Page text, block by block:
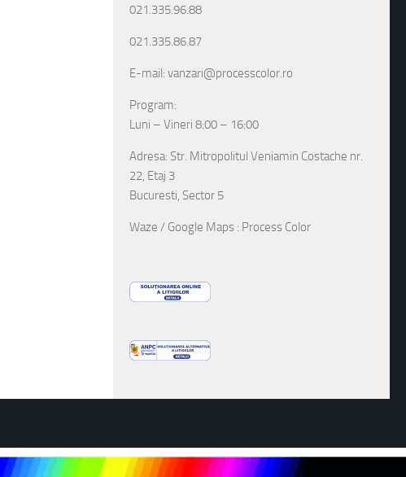
021.335.96.88
021.335.86.87
E-mail: vanzari@processcolor.ro
Program:
Luni – Vineri 8:00 – 16:00
Adresa: Str. Mitropolitul Veniamin Costache nr.
22, Etaj 3
Bucuresti, Sector 5
Waze / Google Maps : Process Color